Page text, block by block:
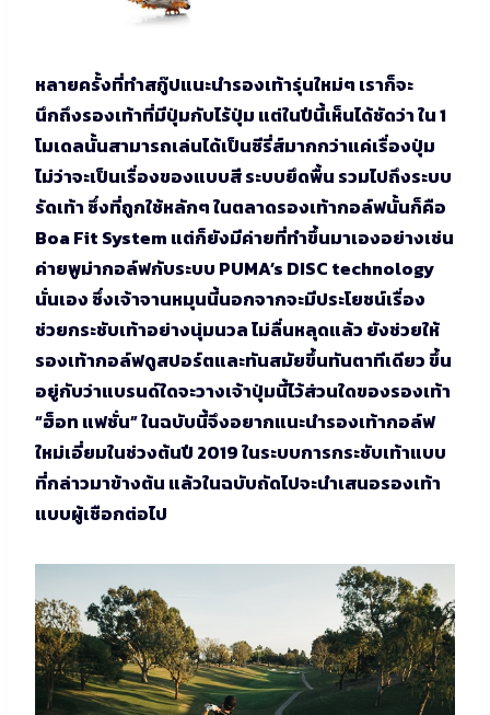
หลายครั้งที่ทำสกู๊ปแนะนำรองเท้ารุ่นใหม่ๆ เราก็จะ
นึกถึงรองเท้าที่มีปุ่มกับไร้ปุ่ม แต่ในปีนี้เห็นได้ชัดว่า ใน 1
โมเดลนั้นสามารถเล่นได้เป็นซีรี่ส์มากกว่าแค่เรื่องปุ่ม
ไม่ว่าจะเป็นเรื่องของแบบสี ระบบยึดพื้น รวมไปถึงระบบ
รัดเท้า ซึ่งที่ถูกใช้หลักๆ ในตลาดรองเท้ากอล์ฟนั้นก็คือ
Boa Fit System แต่ก็ยังมีค่ายที่ทำขึ้นมาเองอย่างเช่น
ค่ายพูม่ากอล์ฟกับระบบ PUMA’s DISC technology
นั่นเอง ซึ่งเจ้าจานหมุนนี้นอกจากจะมีประโยชน์เรื่อง
ช่วยกระชับเท้าอย่างนุ่มนวล ไม่ลื่นหลุดแล้ว ยังช่วยให้
รองเท้ากอล์ฟดูสปอร์ตและทันสมัยขึ้นทันตาทีเดียว ขึ้น
อยู่กับว่าแบรนด์ใดจะวางเจ้าปุ่มนี้ไว้ส่วนใดของรองเท้า
“ฮ็อท แฟชั่น” ในฉบับนี้จึงอยากแนะนำรองเท้ากอล์ฟ
ใหม่เอี่ยมในช่วงต้นปี 2019 ในระบบการกระชับเท้าแบบ
ที่กล่าวมาข้างต้น แล้วในฉบับถัดไปจะนำเสนอรองเท้า
แบบผู้เชือกต่อไป